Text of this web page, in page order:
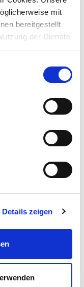
mit
bereitgestellt
der Dienste
Details zeigen
nur im
Menge